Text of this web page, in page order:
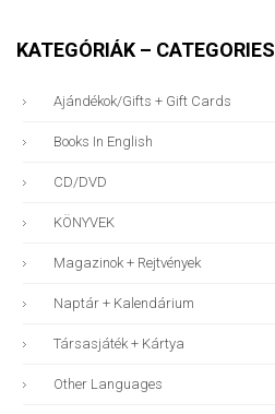
KATEGÓRIÁK – CATEGORIES
Ajándékok/gifts + Gift Cards
Books In English
CD/DVD
KÖNYVEK
Magazinok + Rejtvények
Naptár + Kalendárium
Társasjáték + Kártya
Other Languages